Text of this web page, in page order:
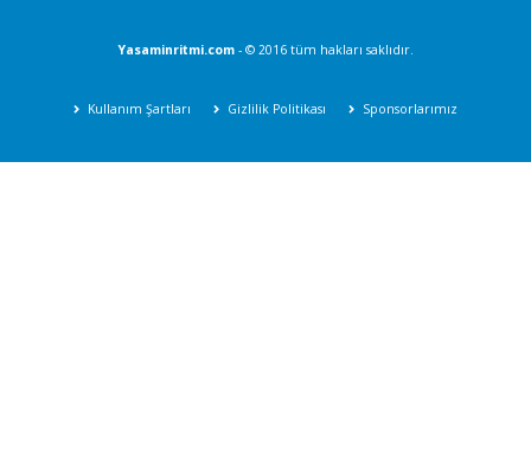
Yasaminritmi.com- © 2016 tüm hakları saklıdır.
Kullanım Şartları Gizlilik Politikası Sponsorlarımız